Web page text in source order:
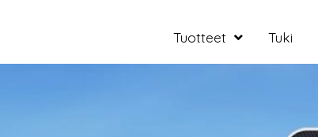
Tuotteet Tuki